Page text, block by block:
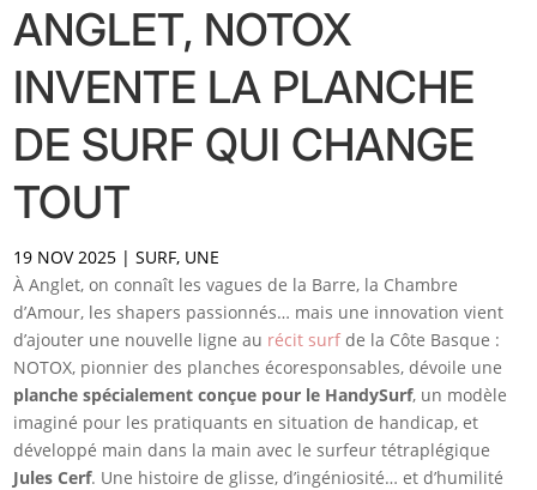
ANGLET, NOTOX
INVENTE LA PLANCHE
DE SURF QUI CHANGE
TOUT
19 NOV 2025 |SURF, UNE
À Anglet, on connaît les vagues de la Barre, la Chambre
d’Amour, les shapers passionnés… mais une innovation vient
d’ajouter une nouvelle ligne au récit surfde la Côte Basque :
NOTOX, pionnier des planches écoresponsables, dévoile une
planche spécialement conçue pour le HandySurf, un modèle
imaginé pour les pratiquants en situation de handicap, et
développé main dans la main avec le surfeur tétraplégique
Jules Cerf. Une histoire de glisse, d’ingéniosité… et d’humilité